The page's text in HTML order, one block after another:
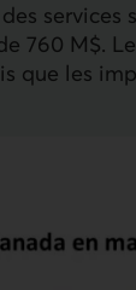
services
760 M$.
que les